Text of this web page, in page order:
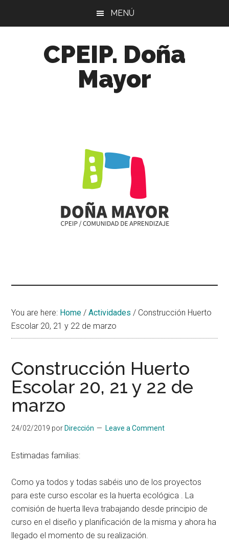
MENÚ
CPEIP. Doña
Mayor
You are here: Home / Actividades / Construcción Huerto
Escolar 20, 21 y 22 de marzo
Construcción Huerto
Escolar 20, 21 y 22 de
marzo
24/02/2019 por Dirección Leave a Comment
Estimadas familias:
Como ya todos y todas sabéis uno de los proyectos
para este curso escolar es la huerta ecológica . La
comisión de huerta lleva trabajando desde principio de
curso en el diseño y planificación de la misma y ahora ha
llegado el momento de su realización.